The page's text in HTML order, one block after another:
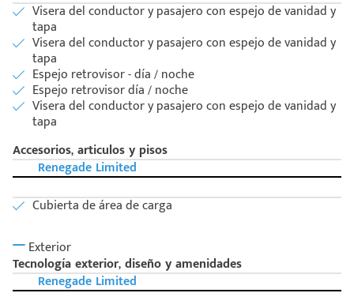
Visera del conductor y pasajero con espejo de vanidad y
tapa
Visera del conductor y pasajero con espejo de vanidad y
tapa
Espejo retrovisor - día / noche
Espejo retrovisor día / noche
Visera del conductor y pasajero con espejo de vanidad y
tapa
Accesorios, articulos y pisos
Renegade Limited
Cubierta de área de carga
Exterior
Tecnología exterior, diseño y amenidades
Renegade Limited